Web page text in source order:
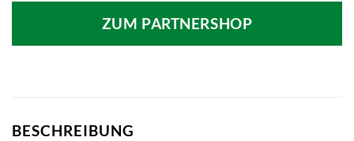
war:
4,99 €
ist:
4,99 €.
ZUM PARTNERSHOP
BESCHREIBUNG